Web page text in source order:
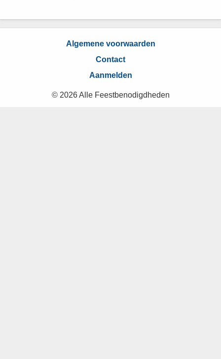
Algemene voorwaarden
Contact
Aanmelden
© 2026 Alle Feestbenodigdheden